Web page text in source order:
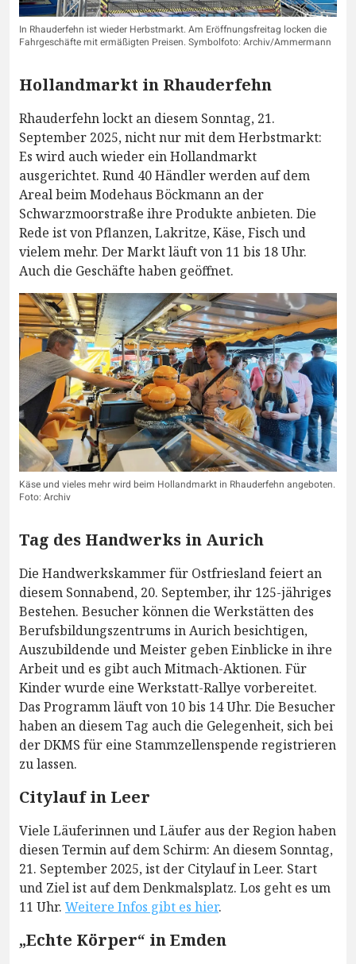
In Rhauderfehn ist wieder Herbstmarkt. Am Eröffnungsfreitag locken die
Fahrgeschäfte mit ermäßigten Preisen. Symbolfoto: Archiv/Ammermann
Hollandmarkt in Rhauderfehn
Rhauderfehn lockt an diesem Sonntag, 21.
September 2025, nicht nur mit dem Herbstmarkt:
Es wird auch wieder ein Hollandmarkt
ausgerichtet. Rund 40 Händler werden auf dem
Areal beim Modehaus Böckmann an der
Schwarzmoorstraße ihre Produkte anbieten. Die
Rede ist von Pflanzen, Lakritze, Käse, Fisch und
vielem mehr. Der Markt läuft von 11 bis 18 Uhr.
Auch die Geschäfte haben geöffnet.
Käse und vieles mehr wird beim Hollandmarkt in Rhauderfehn angeboten.
Foto: Archiv
Tag des Handwerks in Aurich
Die Handwerkskammer für Ostfriesland feiert an
diesem Sonnabend, 20. September, ihr 125-jähriges
Bestehen. Besucher können die Werkstätten des
Berufsbildungszentrums in Aurich besichtigen,
Auszubildende und Meister geben Einblicke in ihre
Arbeit und es gibt auch Mitmach-Aktionen. Für
Kinder wurde eine Werkstatt-Rallye vorbereitet.
Das Programm läuft von 10 bis 14 Uhr. Die Besucher
haben an diesem Tag auch die Gelegenheit, sich bei
der DKMS für eine Stammzellenspende registrieren
zu lassen.
Citylauf in Leer
Viele Läuferinnen und Läufer aus der Region haben
diesen Termin auf dem Schirm: An diesem Sonntag,
21. September 2025, ist der Citylauf in Leer. Start
und Ziel ist auf dem Denkmalsplatz. Los geht es um
11 Uhr. Weitere Infos gibt es hier.
„Echte Körper“ in Emden